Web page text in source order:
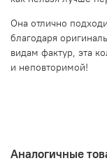
Она отлично
благодаря
видам фактур, эта
и неповторимой!
Аналогичные